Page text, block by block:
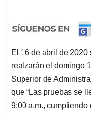
El 16 de abril de 2020
realzarán el domingo
Superior de
que “Las pruebas se
9:00 a.m., cumpliendo